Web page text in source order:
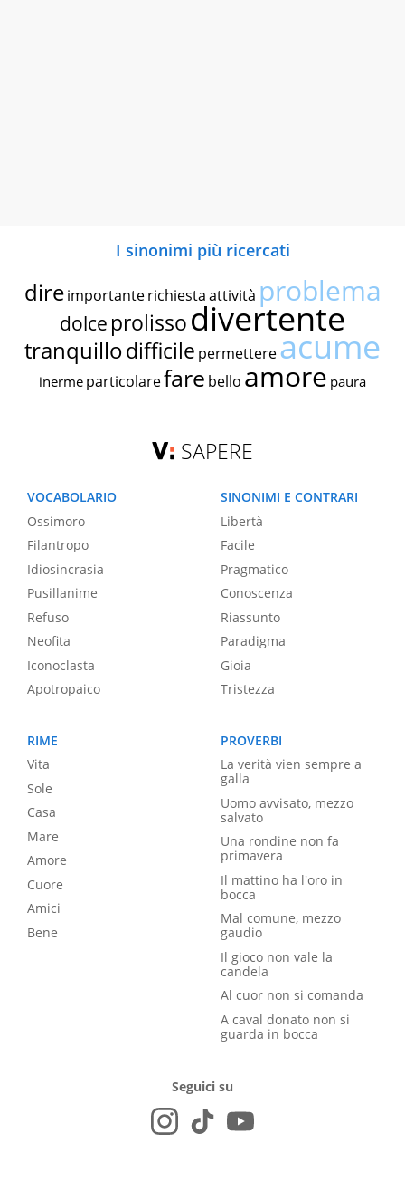
I sinonimi più ricercati
dire importante richiestaattività problema
dolce prolissodivertente
tranquillodifficile permettereacume
inerme particolarefare bello amore paura
SAPERE
VOCABOLARIO
Ossimoro
Filantropo
Idiosincrasia
Pusillanime
Refuso
Neofita
Iconoclasta
Apotropaico
SINONIMI E CONTRARI
Libertà
Facile
Pragmatico
Conoscenza
Riassunto
Paradigma
Gioia
Tristezza
RIME
Vita
Sole
Casa
Mare
Amore
Cuore
Amici
Bene
PROVERBI
La verità vien sempre a
galla
Uomo avvisato, mezzo
salvato
Una rondine non fa
primavera
Il mattino ha l'oro in
bocca
Mal comune, mezzo
gaudio
Il gioco non vale la
candela
Al cuor non si comanda
A caval donato non si
guarda in bocca
Seguici su